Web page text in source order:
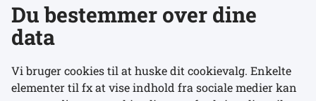
Se alle kontaktnumre
Links
Du bestemmer over dine
data
Vi bruger cookies til at huske dit cookievalg. Enkelte
elementer til fx at vise indhold fra sociale medier kan